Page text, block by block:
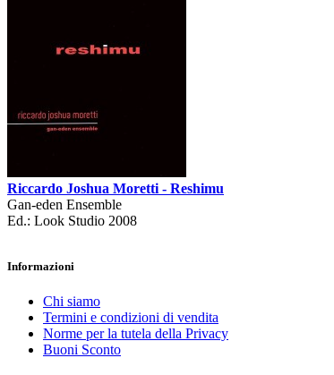
Riccardo Joshua Moretti - Reshimu
Gan-eden Ensemble
Ed.: Look Studio 2008
Informazioni
Chi siamo
Termini e condizioni di vendita
Norme per la tutela della Privacy
Buoni Sconto